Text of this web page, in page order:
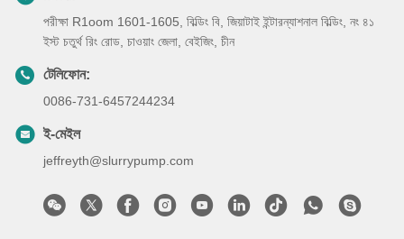
পরীক্ষা R1oom 1601-1605, বিল্ডিং বি, জিয়াটাই ইন্টারন্যাশনাল বিল্ডিং, নং ৪১
ইস্ট চতুর্থ রিং রোড, চাওয়াং জেলা, বেইজিং, চীন
টেলিফোন:
0086-731-6457244234
ই-মেইল
jeffreyth@slurrypump.com